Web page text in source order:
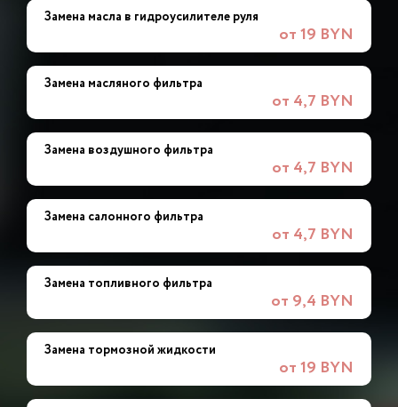
Замена масла в гидроусилителе руля
от 19 BYN
Замена масляного фильтра
от 4,7 BYN
Замена воздушного фильтра
от 4,7 BYN
Замена салонного фильтра
от 4,7 BYN
Замена топливного фильтра
от 9,4 BYN
Замена тормозной жидкости
от 19 BYN